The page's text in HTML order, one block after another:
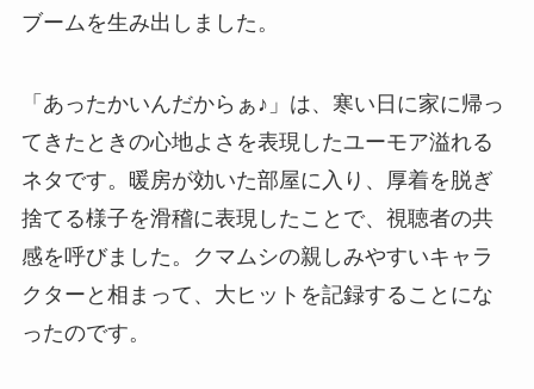
ブームを生み出しました。
「あったかいんだからぁ♪」は、寒い日に家に帰っ
てきたときの心地よさを表現したユーモア溢れる
ネタです。暖房が効いた部屋に入り、厚着を脱ぎ
捨てる様子を滑稽に表現したことで、視聴者の共
感を呼びました。クマムシの親しみやすいキャラ
クターと相まって、大ヒットを記録することにな
ったのです。